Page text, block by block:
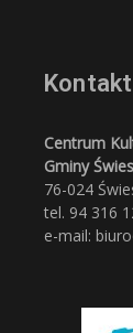
Kontakt
Centrum
Gminy
76-024
tel. 94 316
e-mail: